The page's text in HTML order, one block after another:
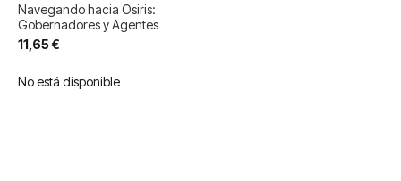
Navegando hacia Osiris:
Gobernadores y Agentes
11,65 €
No está disponible